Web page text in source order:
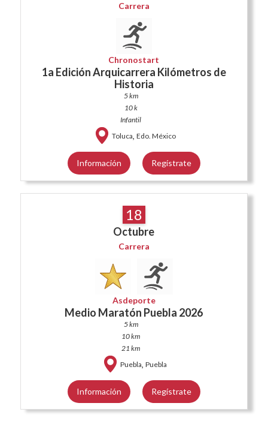
Carrera
Chronostart
1a Edición Arquicarrera Kilómetros de
Historia
5 km
10 k
Infantil
Toluca, Edo. México
Información Regístrate
18
Octubre
Carrera
Asdeporte
Medio Maratón Puebla 2026
5 km
10 km
21 km
Puebla, Puebla
Información Regístrate